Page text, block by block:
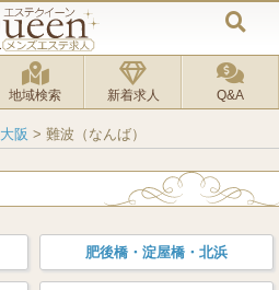
地域検索 新着求人 Q&A
大阪 > 難波（なんば）
肥後橋・淀屋橋・北浜